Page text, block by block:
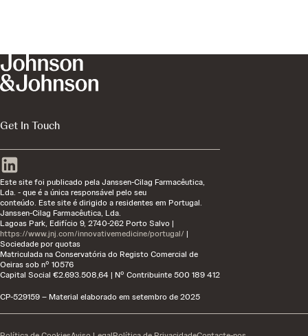
Get In Touch
Este site foi publicado pela Janssen-Cilag Farmacêutica,
Lda. - que é a única responsável pelo seu
conteúdo. Este site é dirigido a residentes em Portugal.
Janssen-Cilag Farmacêutica, Lda.
Lagoas Park, Edifício 9, 2740-262 Porto Salvo |
https://www.jnj.com/innovativemedicine/portugal/ |
Sociedade por quotas
Matriculada na Conservatória do Registo Comercial de
Oeiras sob nº 10576
Capital Social €2.693.508,64 | Nº Contribuinte 500 189 412
CP-529159 – Material elaborado em setembro de 2025